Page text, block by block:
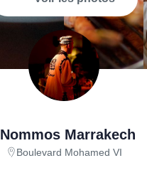
Nommos Marrakech
Boulevard Mohamed VI